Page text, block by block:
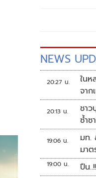
NEWS
20:27 น.
ในห
จาก
พระ
20:13 น.
ชา
ซ้ำซ
งาน
19:06 น.
มท.
มา
ศึก
19:00 น. ปืน